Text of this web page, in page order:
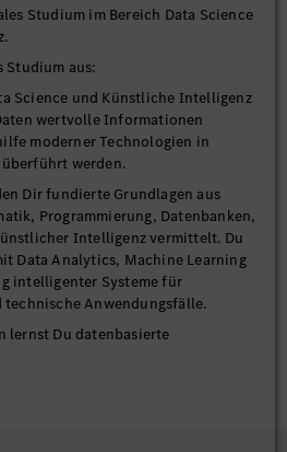
Studium im Bereich Data Science
Studium aus:
Science und Künstliche Intelligenz
wertvolle Informationen
moderner Technologien in
werden.
Dir fundierte Grundlagen aus
Programmierung, Datenbanken,
Intelligenz vermittelt. Du
Data Analytics, Machine Learning
intelligenter Systeme für
Anwendungsfälle.
lernst Du datenbasierte